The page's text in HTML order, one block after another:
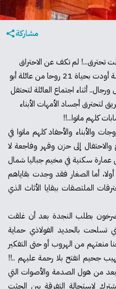
مشاركة
وغزة ما زالت تحترق...! لم تكف عن الاحتراق
حتى أشهر العام الأخيرة، فاجعة أليمة أودت بحياة 21 روحا من عائلة أبو
أثناء اجتماع العائلة لتحتفل
لتحترق أجساد الأمهات الأبناء
كلهم ماتوا...!!
والأبناء والأحفاد كلهم ماتوا في
إلى حزن وقهر وفاجعة لا
عمارة سكنية في مخيم جباليا شمال
أما الصغار فقد وجدت بقاياهم
الملتصقات ببقايا الأثاث الذي
بطلب النجدة بعد أن غلقت
تسلحت بالحديد الفولاذي حماية
من الهروب أو حتى التفكير
جحيم انفتح بلا رحمة عليهم ..!!
بعد من هول الصدمة والأصوات التي
لاستحالة التفرقة بين الجثت